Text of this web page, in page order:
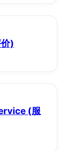
)
(服